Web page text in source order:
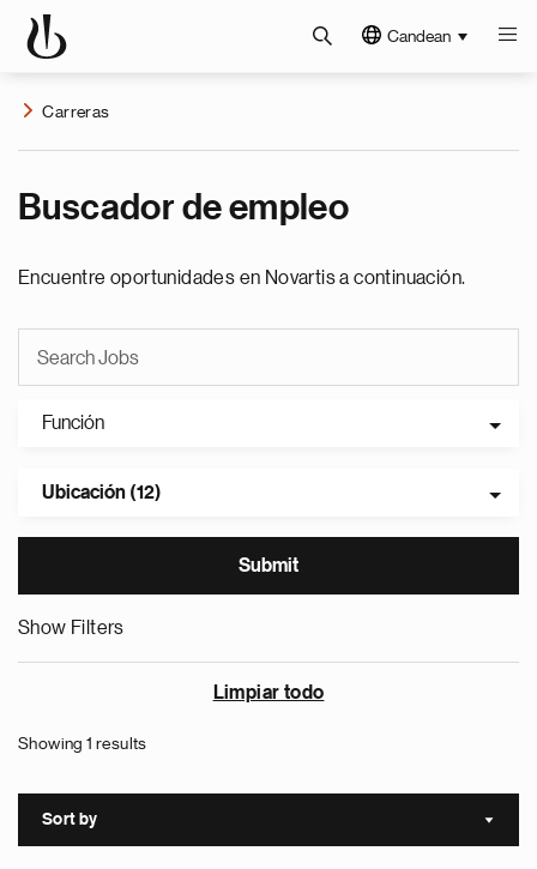
Candean
Carreras
Buscador de empleo
Encuentre oportunidades en Novartis a continuación.
Función
Ubicación (12)
Show Filters
Limpiar todo
Showing 1 results
Sort by Sort